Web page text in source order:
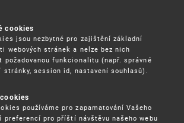
Patenty
cookies
jsou nezbytné pro zajištění základní
webových stránek a nelze bez nich
požadovanou funkcionalitu (např. správné
stránky, session id, nastavení souhlasů).
používáme pro zapamatování Vašeho
preferencí pro příští návštěvu našeho webu